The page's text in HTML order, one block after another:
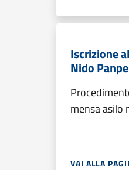
Iscrizione
Nido
mensa asilo
VAI ALLA